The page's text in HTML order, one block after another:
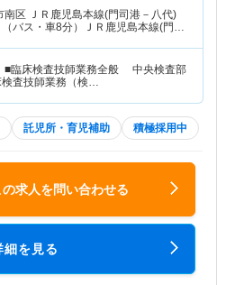
南区 ＪＲ鹿児島本線(門司港－八代)
（バス・車8分）ＪＲ鹿児島本線(門司
■臨床検査技師業務全般 中央検査部
検査技師業務（検…
託児所・育児補助 積極採用中
の求人を問い合わせる
細を見る